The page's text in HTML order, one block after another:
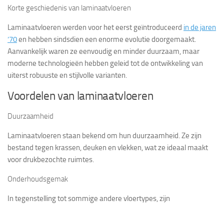
Korte geschiedenis van laminaatvloeren
Laminaatvloeren werden voor het eerst geïntroduceerd in de jaren
’70en hebben sindsdien een enorme evolutie doorgemaakt.
Aanvankelijk waren ze eenvoudig en minder duurzaam, maar
moderne technologieën hebben geleid tot de ontwikkeling van
uiterst robuuste en stijlvolle varianten.
Voordelen van laminaatvloeren
Duurzaamheid
Laminaatvloeren staan bekend om hun duurzaamheid. Ze zijn
bestand tegen krassen, deuken en vlekken, wat ze ideaal maakt
voor drukbezochte ruimtes.
Onderhoudsgemak
In tegenstelling tot sommige andere vloertypes, zijn